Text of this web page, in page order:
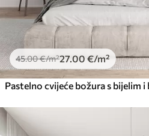
45.00€/m²27 .00 €/m²